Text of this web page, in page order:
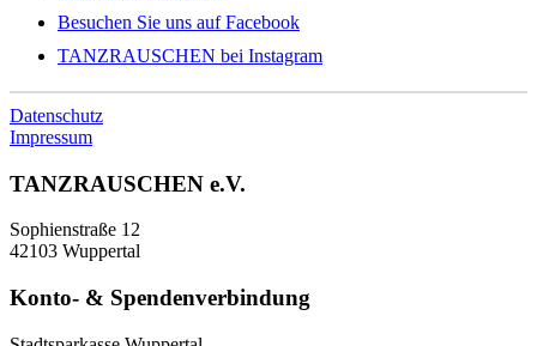
Besuchen Sie uns auf Facebook
TANZRAUSCHEN bei Instagram
Datenschutz
Impressum
TANZRAUSCHEN e.V.
Sophienstraße 12
42103 Wuppertal
Konto- & Spendenverbindung